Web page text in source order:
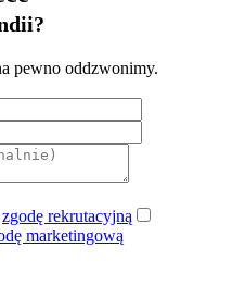
pewno oddzwonimy.
zgodę rekrutacyjną
marketingową